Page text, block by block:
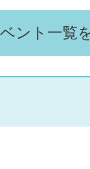
用で課題解
！
ント一覧